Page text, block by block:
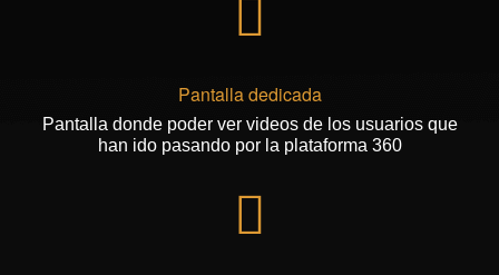
Pantalla dedicada
Pantalla donde poder ver videos de los usuarios que
han ido pasando por la plataforma 360